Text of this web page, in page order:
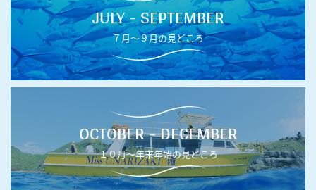
JULY - SEPTEMBER
７月〜９月の見どころ
OCTOBER - DECEMBER
１０月〜年末年始の見どころ